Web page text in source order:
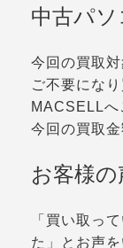
中古パソ
今回の買取
ご不要にな
MACSELLへ
今回の買取
お客様の
「買い取っ
た」とお声を